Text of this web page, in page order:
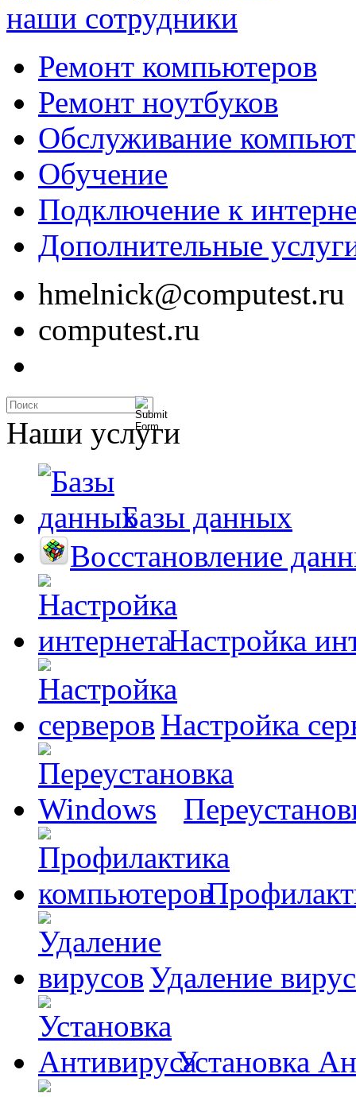
наши сотрудники
Ремонт компьютеров
Ремонт ноутбуков
Обслуживание
Обучение
Подключение к
Дополнительные
hmelnick@computest.ru
computest.ru
Наши услуги
Базы данных
Восстановление
Настройка
Настройка
Удаление
Установка